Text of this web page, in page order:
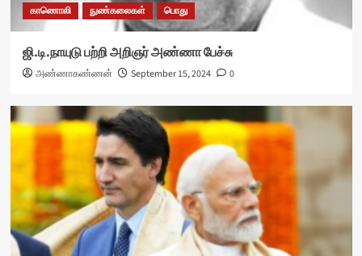
காணொலி நுண்கலைகள் பொது
ஜி.டி.நாயுடு பற்றி அறிஞர் அண்ணா பேச்சு
அண்ணாகண்ணன் September 15, 2024 0